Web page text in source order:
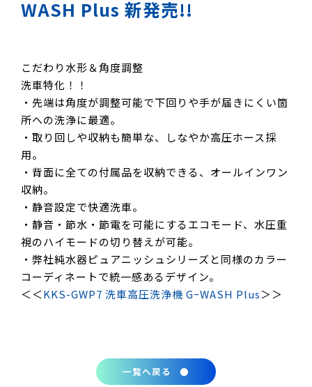
WASH Plus 新発売!!
こだわり水形＆角度調整
洗車特化！！
・先端は角度が調整可能で下回りや手が届きにくい箇
所への洗浄に最適。
・取り回しや収納も簡単な、しなやか高圧ホース採
用。
・背面に全ての付属品を収納できる、オールインワン
収納。
・静音設定で快適洗車。
・静音・節水・節電を可能にするエコモード、水圧重
視のハイモードの切り替えが可能。
・弊社純水器ピュアニッシュシリーズと同様のカラー
コーディネートで統一感あるデザイン。
＜＜KKS-GWP7 洗車高圧洗浄機 GｰWASH Plus＞＞
一覧へ戻る